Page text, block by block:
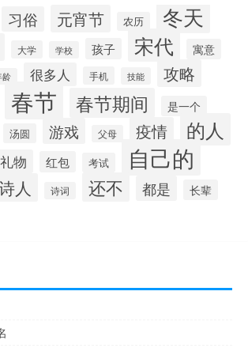
习俗 元宵节 农历 冬天
大学 学校 孩子 宋代 寓意
龄 很多人 手机 技能 攻略
春节 春节期间 是一个
汤圆 游戏 父母 疫情 的人
礼物 红包 考试 自己的
人 诗词 还不 都是 长辈